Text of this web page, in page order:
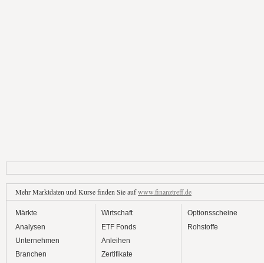
Mehr Marktdaten und Kurse finden Sie aufwww.finanztreff.de
Märkte
Analysen
Unternehmen
Branchen
Wirtschaft
ETF Fonds
Anleihen
Zertifikate
Optionsscheine
Rohstoffe